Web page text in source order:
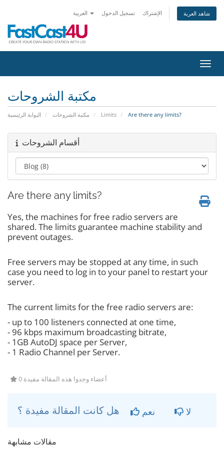
تسجيل الدخول الإشتراك شاهد العربة
مكتبة الشروحات
البوابة الرئيسية مكتبة الشروحات Limits Are there any limits?
أقسام الشروحات
Are there any limits?
Yes, the machines for free radio servers are
shared. The limits guarantee machine stability and
prevent outages.
Free servers may be stopped at any time, in such
case you need to log in to your panel to restart your
server.
The current limits for the free radio servers are:
- up to 100 listeners connected at one time,
- 96 kbps maximum broadcasting bitrate,
- 1GB AutoDJ space per Server,
- 1 Radio Channel per Server.
0 أعضاء وجدوا هذه المقالة مفيدة
نعم لا
مقالات مشابهة